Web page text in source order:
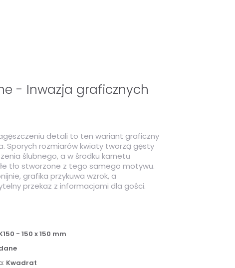
- 150 x 150 mm
Kwadrat
- Inwazja graficznych
detali to ten wariant graficzny
Sporych rozmiarów kwiaty tworzą gęsty
ślubnego, a w środku karnetu
tło stworzone z tego samego motywu.
grafika przykuwa wzrok, a
przekaz z informacjami dla gości.